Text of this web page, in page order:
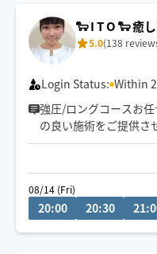
☑️車・電車で訪問可能
☑️お子様同席OK👶
お気軽にDMください📩
🐑 I T
5.0(138
Login Status: Within
強圧/ロングコースお
の良い施術をご提供さ
08/14 (Fri)
20:00 20:30